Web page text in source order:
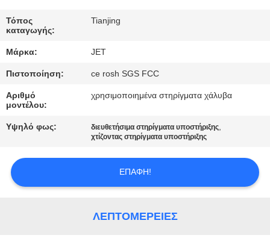
ΕΠΙΚΟΙΝΩΝΉΣΤΕ
ΜΑΖΊ
ΜΑΣ
ΖΗΤΉΣΤΕ
ΑΠΌΣΠΑΣΜΑ
Τόπος
καταγωγής:
Tianjing
Μάρκα: JET
Πιστοποίηση: ce rosh SGS FCC
Αριθμό
μοντέλου:
χρησιμοποιημένα στηρίγματα χάλυβα
Υψηλό φως: διευθετήσιμα στηρίγματα υποστήριξης,
χτίζοντας στηρίγματα υποστήριξης
ΕΠΑΦΉ!
ΛΕΠΤΟΜΈΡΕΙΕΣ